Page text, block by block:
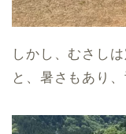
しかし、むさし
と、暑さもあり